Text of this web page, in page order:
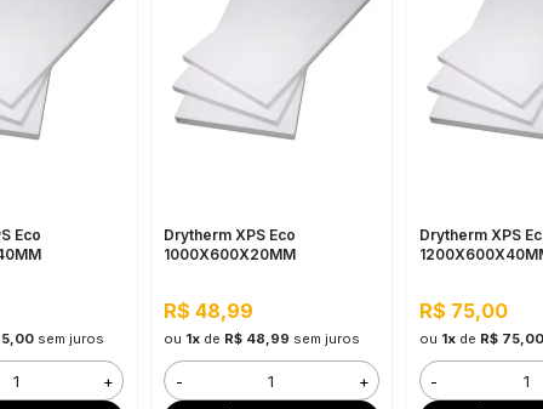
Eco
sem juros
+
Drytherm XPS Eco
1000X600X20MM
R$ 48,99
ou 1x de R$ 48,99 sem juros
- +
Drytherm XPS
R$ 75,00
ou 1xde R$ 75,00
-